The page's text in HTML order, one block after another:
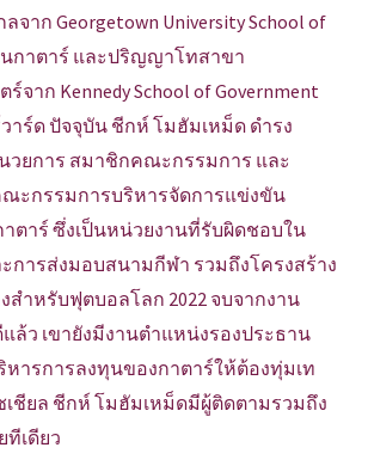
จาก Georgetown University School of
ในกาตาร์ และปริญญาโทสาขา
จาก Kennedy School of Government
าร์ด ปัจจุบัน ชีกห์ โมฮัมเหม็ด ดำรง
วยการ สมาชิกคณะกรรมการ และ
ะกรรมการบริหารจัดการแข่งขัน
ตาร์ ซึ่งเป็นหน่วยงานที่รับผิดชอบใน
การส่งมอบสนามกีฬา รวมถึงโครงสร้าง
สำหรับฟุตบอลโลก 2022 จบจากงาน
ล้ว เขายังมีงานตำแหน่งรองประธาน
ารการลงทุนของกาตาร์ให้ต้องทุ่มเท
ชียล ชีกห์ โมฮัมเหม็ดมีผู้ติดตามรวมถึง
เดียว